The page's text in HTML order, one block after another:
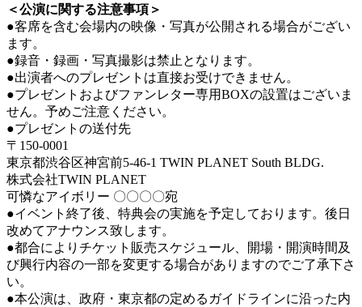
＜公演に関する注意事項＞
●客席を含む会場内の映像・写真が公開される場合がござい
ます。
●録音・録画・写真撮影は禁止となります。
●出演者へのプレゼントは直接お受けできません。
●プレゼントおよびファンレター専用BOXの設置はございま
せん。予めご注意ください。
●プレゼントの送付先
〒150-0001
東京都渋谷区神宮前5-46-1 TWIN PLANET South BLDG.
株式会社TWIN PLANET
可憐なアイボリー 〇〇〇〇宛
●イベント終了後、特典会の実施を予定しております。後日
改めてアナウンス致します。
●都合によりチケット販売スケジュール、開場・開演時間及
び興行内容の一部を変更する場合がありますのでご了承下さ
い。
●本公演は、政府・東京都の定めるガイドラインに沿った内